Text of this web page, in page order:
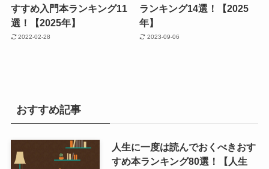
すすめ入門本ランキング11
選！【2025年】
2022-02-28
ランキング14選！【2025
年】
2023-09-06
おすすめ記事
人生に一度は読んでおくべきおす
すめ本ランキング80選！【人生